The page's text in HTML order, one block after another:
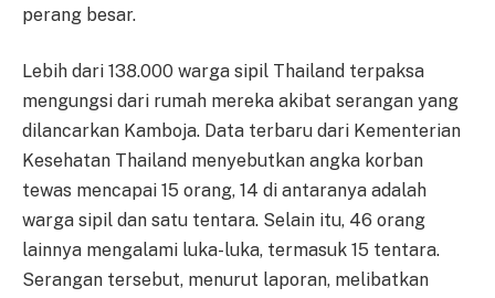
perang besar.
Lebih dari 138.000 warga sipil Thailand terpaksa
mengungsi dari rumah mereka akibat serangan yang
dilancarkan Kamboja. Data terbaru dari Kementerian
Kesehatan Thailand menyebutkan angka korban
tewas mencapai 15 orang, 14 di antaranya adalah
warga sipil dan satu tentara. Selain itu, 46 orang
lainnya mengalami luka-luka, termasuk 15 tentara.
Serangan tersebut, menurut laporan, melibatkan